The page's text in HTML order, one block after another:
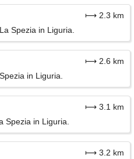
⟼ 2.3 km
Spezia in Liguria.
⟼ 2.6 km
in Liguria.
⟼ 3.1 km
Spezia in Liguria.
⟼ 3.2 km